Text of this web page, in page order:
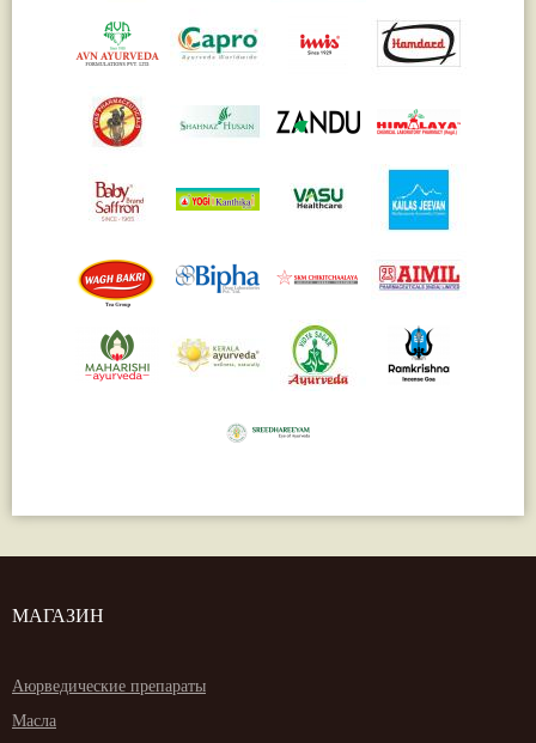
МАГАЗИН
Аюрведические препараты
Масла